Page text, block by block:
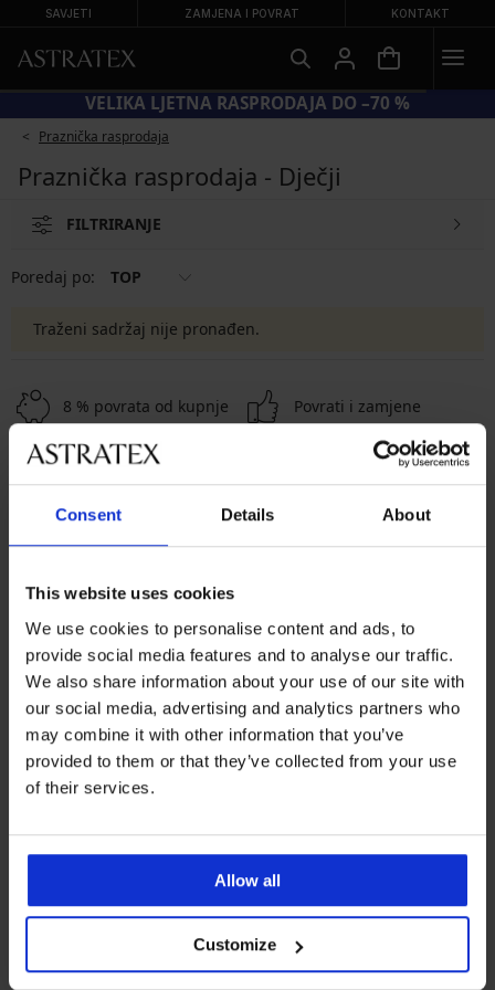
Consent Details About
This website uses cookies
We use cookies to personalise content and ads, to
provide social media features and to analyse our traffic.
We also share information about your use of our site with
our social media, advertising and analytics partners who
may combine it with other information that you’ve
provided to them or that they’ve collected from your use
of their services.
Allow all
Customize
SAVJETI ZAMJENA I POVRAT KONTAKT
VELIKA LJETNA RASPRODAJA DO –70 %
Praznička rasprodaja
Praznička rasprodaja - Dječji
FILTRIRANJE
Poredaj po: TOP
Traženi sadržaj nije pronađen.
8 % povrata od kupnje Povrati i zamjene
Povoljno Kako odabrati
Korisnička podrška
info@astratex.hr
Newsletter
Prijavite se na newsletter i osvojite 200 kn
SLUŽBA ZA KORISNIKE